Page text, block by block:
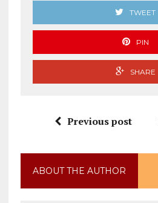
TWEET
PIN
SHARE
Previous post
ABOUT THE AUTHOR